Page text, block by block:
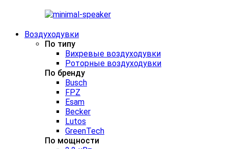
Воздуходувки
По типу
Вихревые воздуходувки
Роторные воздуходувки
По бренду
Busch
FPZ
Esam
Becker
Lutos
GreenTech
По мощности